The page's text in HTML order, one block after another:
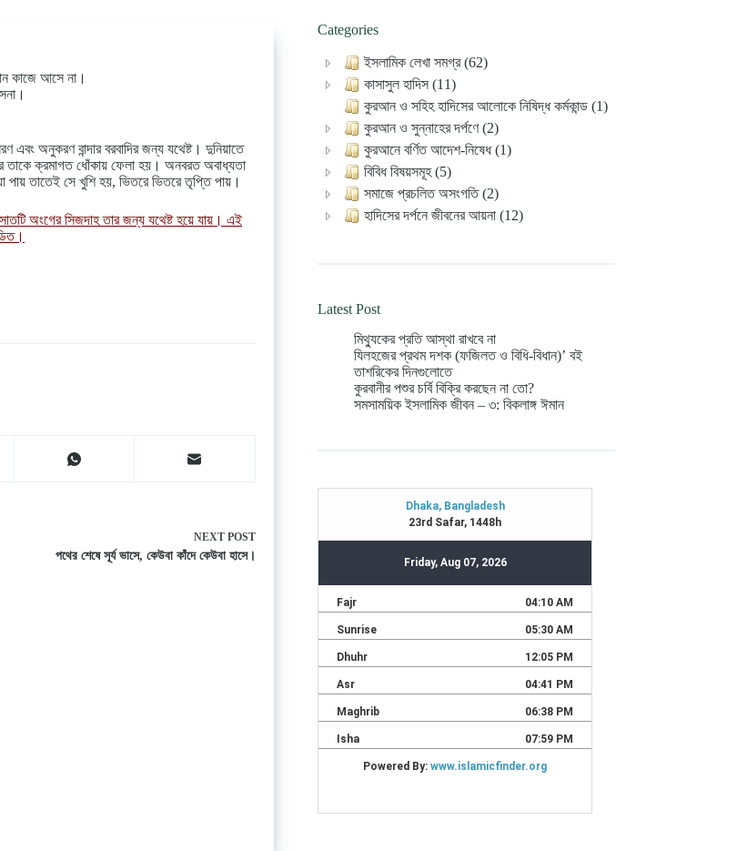
কাজে আসে না।
এবং অনুকরণ বান্দার বরবাদির জন্য যথেষ্ট। দুনিয়াতে
তাকে ক্রমাগত ধোঁকায় ফেলা হয়। অনবরত অবাধ্যতা
তাতেই সে খুশি হয়, ভিতরে ভিতরে তৃপ্তি পায়।
অংগের সিজদাহ তার জন্য যথেষ্ট হয়ে যায়। এই
NEXT POST
পথের শেষে সূর্য ভাসে, কেউবা কাঁদে কেউবা হাসে।
Categories
ইসলামিক লেখা সমগ্র (62)
কাসাসুল হাদিস (11)
কুরআন ও সহিহ হাদিসের আলোকে নিষিদ্ধ কর্মকান্ড (1)
কুরআন ও সুন্নাহের দর্পণে (2)
কুরআনে বর্ণিত আদেশ-নিষেধ (1)
বিবিধ বিষয়সমূহ (5)
সমাজে প্রচলিত অসংগতি (2)
হাদিসের দর্পনে জীবনের আয়না (12)
Latest Post
মিথ্যুকের প্রতি আস্থা রাখবে না
যিলহজের প্রথম দশক (ফজিলত ও বিধি-বিধান)’ বই
তাশরিকের দিনগুলোতে
কুরবানীর পশুর চর্বি বিক্রি করছেন না তো?
সমসাময়িক ইসলামিক জীবন – ৩: বিকলাঙ্গ ঈমান